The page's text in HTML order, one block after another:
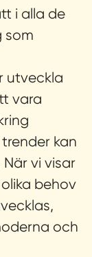
i alla de
som
utveckla
vara
kan
vi visar
behov
och